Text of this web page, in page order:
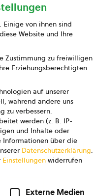
AGB Marketing GmbH
Einige von ihnen sind
Website und Ihre
Zustimmung zu freiwilligen
Erziehungsberechtigten
auf unserer
während andere uns
zu verbessern.
werden (z. B. IP-
und Inhalte oder
Informationen über die
Datenschutzerklärung.
Einstellungen widerrufen
Externe Medien